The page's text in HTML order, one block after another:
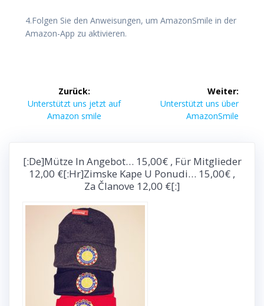
4.Folgen Sie den Anweisungen, um AmazonSmile in der
Amazon-App zu aktivieren.
Beitragsnavigation
Zurück:
Vorheriger
Beitrag:
Unterstützt uns jetzt auf
Amazon smile
Weiter:
Nächster
Beitrag:
Unterstützt uns über
AmazonSmile
[:de]Mütze In Angebot… 15,00€ , Für Mitglieder
12,00 €[:hr]Zimske Kape U Ponudi… 15,00€ ,
Za Članove 12,00 €[:]